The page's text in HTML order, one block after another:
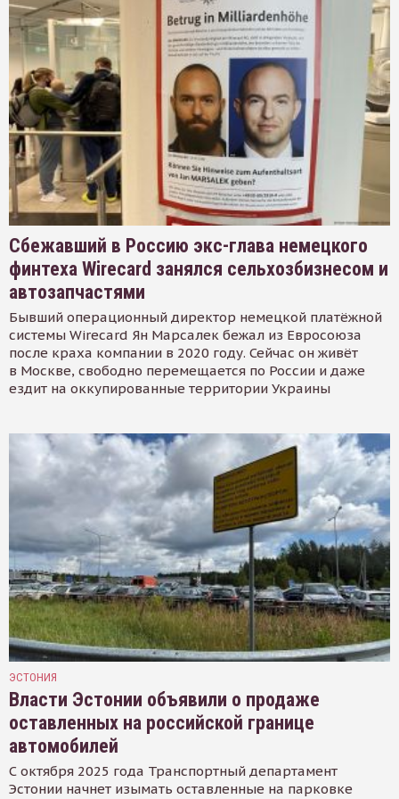
Сбежавший в Россию экс-глава немецкого
финтеха Wirecard занялся сельхозбизнесом и
автозапчастями
Бывший операционный директор немецкой платёжной
системы Wirecard Ян Марсалек бежал из Евросоюза
после краха компании в 2020 году. Сейчас он живёт
в Москве, свободно перемещается по России и даже
ездит на оккупированные территории Украины
ЭСТОНИЯ
Власти Эстонии объявили о продаже
оставленных на российской границе
автомобилей
С октября 2025 года Транспортный департамент
Эстонии начнет изымать оставленные на парковке